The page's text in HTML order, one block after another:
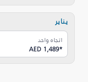
يناير
اتجاه واحد
AED 1,489*